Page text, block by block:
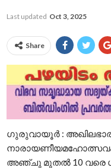
Last updated Oct 3, 2025
Share
ഗുരുവായൂർ :
നാരായണീയമഹോത്സവം
അഞ്ചു മുതല്‍ 10 വരെ